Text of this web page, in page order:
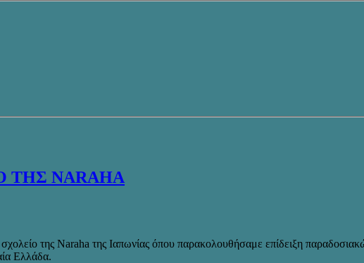
NARAHA
της Naraha της Ιαπωνίας όπου παρακολουθήσαμε επίδειξη
Ελλάδα.